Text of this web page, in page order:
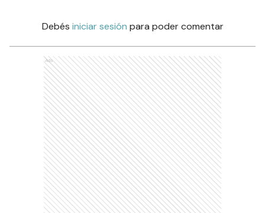
Debés iniciar sesión para poder comentar
Ads